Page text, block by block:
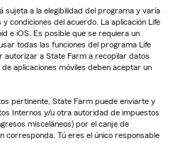
sujeta a la elegibilidad del programa y varía
condiciones del acuerdo. La aplicación Life
e iOS. Es posible que se requiera un
todas las funciones del programa Life
autorizar a State Farm a recopilar datos
aplicaciones móviles deben aceptar un
pertinente, State Farm puede enviarte y
Internos y/u otra autoridad de impuestos
misceláneos) por el canje de
corresponda. Tú eres el único responsable